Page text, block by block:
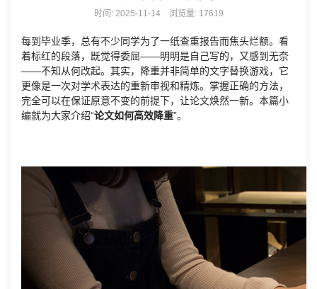
时间: 2025-11-14 浏览量: 17619
每到毕业季，总有不少同学为了一纸查重报告而焦头烂额。看
着标红的段落，既觉得委屈——明明是自己写的，又感到无奈
——不知从何改起。其实，降重并非简单的文字替换游戏，它
更像是一次对学术表达的重新审视和精炼。掌握正确的方法，
完全可以在保证原意不变的前提下，让论文焕然一新。本篇小
编就为大家介绍“论文如何高效降重”。